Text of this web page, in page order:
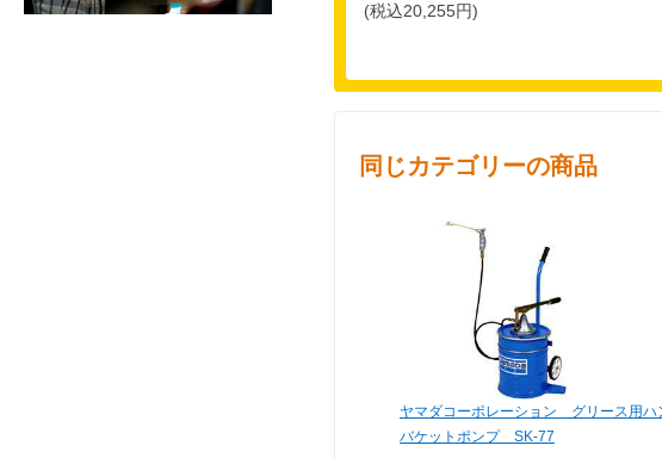
(税込20,255円)
同じカテゴリーの商品
ヤマダコーポレーション グリース用ハ
バケットポンプ SK-77